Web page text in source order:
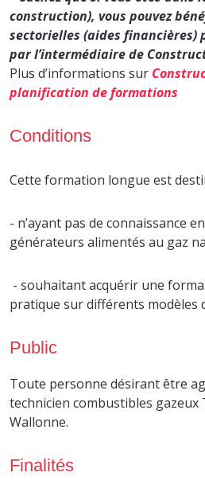
construction), vous pouvez
sectorielles (aides financières)
par l’intermédiaire de
Plus d’informations sur
planification de formations
Conditions
Cette formation longue est
- n’ayant pas de connaissance
générateurs alimentés au gaz
- souhaitant acquérir une
pratique sur différents modèles
Public
Toute personne désirant être
technicien combustibles gazeux
Wallonne.
Finalités